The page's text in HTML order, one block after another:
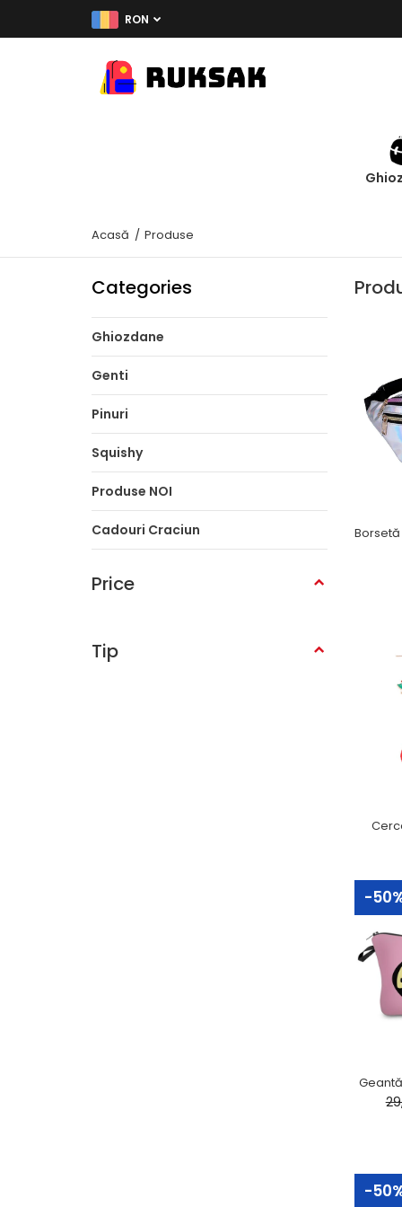
RON
Acasă Produse
Categories
Ghiozdane
Genti
Pinuri
Squishy
Produse NOI
Cadouri Craciun
Price
Tip
-
-